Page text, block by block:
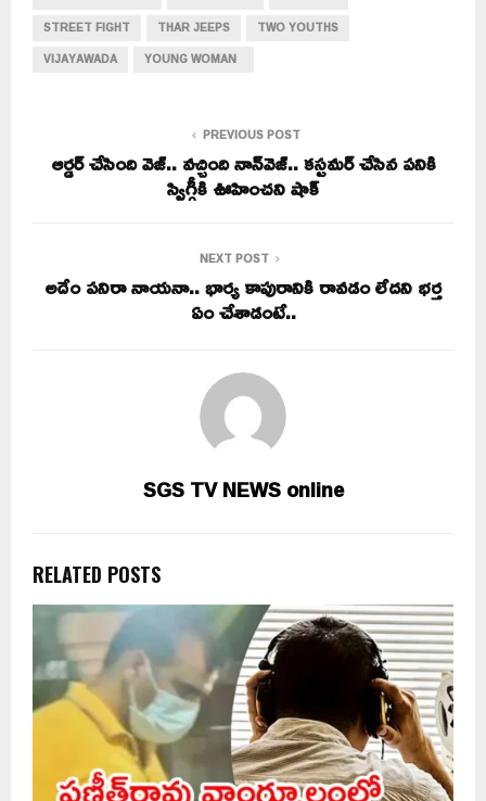
STREET FIGHT
THAR JEEPS
TWO YOUTHS
VIJAYAWADA
YOUNG WOMAN
PREVIOUS POST
ఆర్డర్ చేసింది వెజ్‌.. వచ్చింది నాన్‌వెజ్.. కస్టమర్ చేసిన పనికి
స్విగ్గీకి ఊహించని షాక్
NEXT POST
అదేం పనిరా నాయనా.. భార్య కాపురానికి రావడం లేదని భర్త
ఏం చేశాడంటే..
SGS TV NEWS online
RELATED POSTS